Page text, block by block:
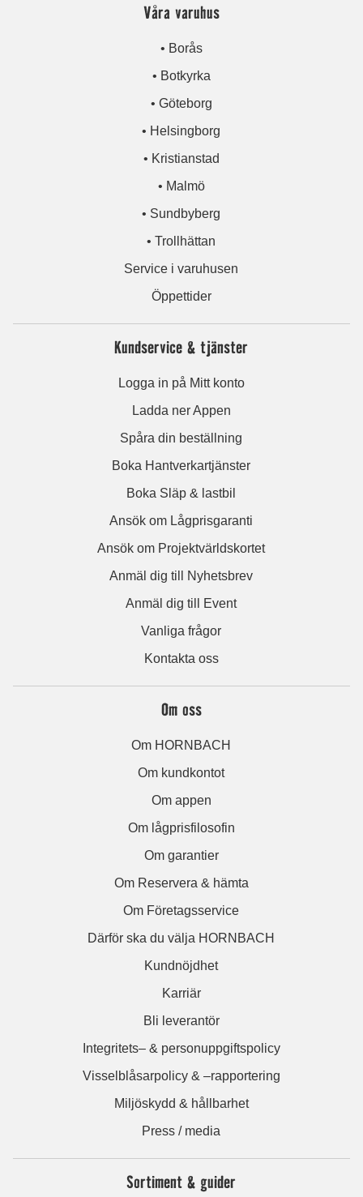
Våra varuhus
• Borås
• Botkyrka
• Göteborg
• Helsingborg
• Kristianstad
• Malmö
• Sundbyberg
• Trollhättan
Service i varuhusen
Öppettider
Kundservice & tjänster
Logga in på Mitt konto
Ladda ner Appen
Spåra din beställning
Boka Hantverkartjänster
Boka Släp & lastbil
Ansök om Lågprisgaranti
Ansök om Projektvärldskortet
Anmäl dig till Nyhetsbrev
Anmäl dig till Event
Vanliga frågor
Kontakta oss
Om oss
Om HORNBACH
Om kundkontot
Om appen
Om lågprisfilosofin
Om garantier
Om Reservera & hämta
Om Företagsservice
Därför ska du välja HORNBACH
Kundnöjdhet
Karriär
Bli leverantör
Integritets– & personuppgiftspolicy
Visselblåsarpolicy & –rapportering
Miljöskydd & hållbarhet
Press / media
Sortiment & guider